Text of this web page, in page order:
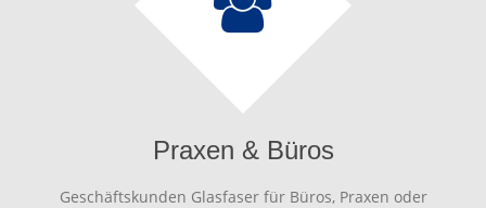
Praxen & Büros
Geschäftskunden Glasfaser für Büros, Praxen oder